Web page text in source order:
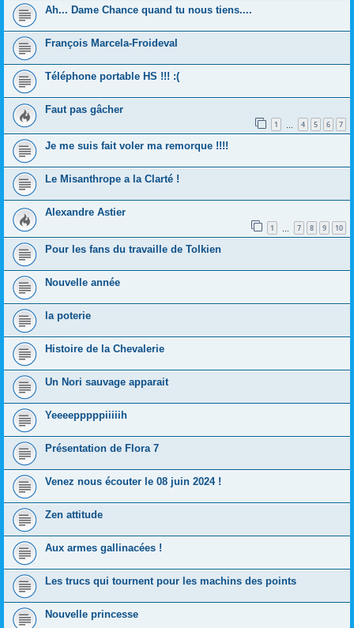
Ah... Dame Chance quand tu nous tiens....
François Marcela-Froideval
Téléphone portable HS !!! :(
Faut pas gâcher
1 4 5 6 7
Je me suis fait voler ma remorque !!!!
Le Misanthrope a la Clarté !
Alexandre Astier
1 7 8 9 10
Pour les fans du travaille de Tolkien
Nouvelle année
la poterie
Histoire de la Chevalerie
Un Nori sauvage apparait
Yeeeepppppiiiiih
Présentation de Flora 7
Venez nous écouter le 08 juin 2024 !
Zen attitude
Aux armes gallinacées !
Les trucs qui tournent pour les machins des points
Nouvelle princesse